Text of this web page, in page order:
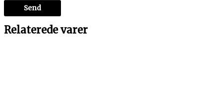
Relaterede varer